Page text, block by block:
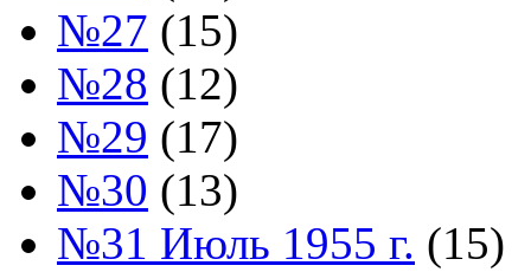
№27 (15)
№28 (12)
№29 (17)
№30 (13)
№31 Июль 1955 г. (15)